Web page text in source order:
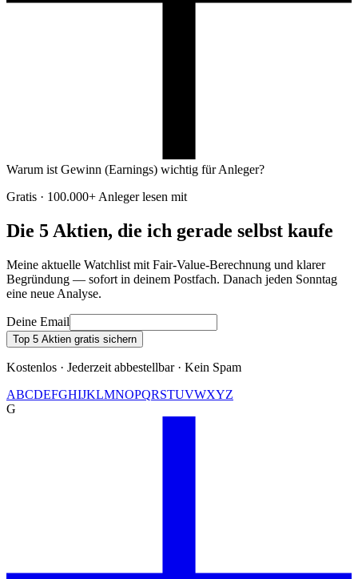
Warum ist Gewinn (Earnings) wichtig für Anleger?
Gratis · 100.000+ Anleger lesen mit
Die 5 Aktien, die ich gerade selbst kaufe
Meine aktuelle Watchlist mit Fair-Value-Berechnung und klarer
Begründung — sofort in deinem Postfach. Danach jeden Sonntag
eine neue Analyse.
Deine Email
Top 5 Aktien gratis sichern
Kostenlos · Jederzeit abbestellbar · Kein Spam
ABCDEFGHIJKLMNOPQRSTUVWXYZ
G